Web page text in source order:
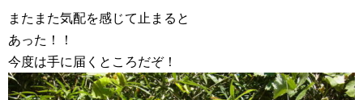
またまた気配を感じて止まると
あった！！
今度は手に届くところだぞ！